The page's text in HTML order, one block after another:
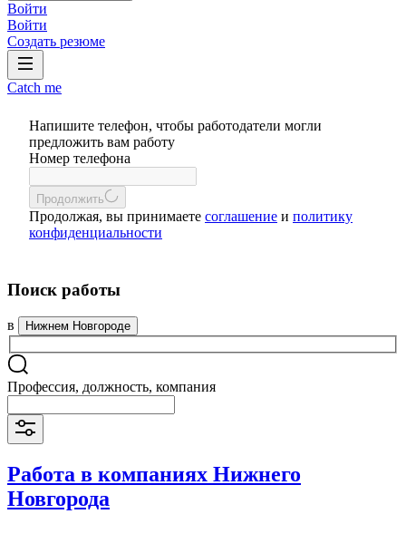
Войти
Войти
Создать резюме
Catch me
Напишите телефон, чтобы работодатели могли
предложить вам работу
Номер телефона
Продолжить
Продолжая, вы принимаете соглашение и политику
конфиденциальности
Поиск работы
в Нижнем Новгороде
Профессия, должность, компания
Работа в компаниях Нижнего
Новгорода